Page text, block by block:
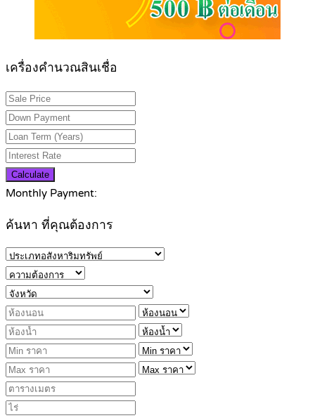
เครื่องคำนวณสินเชื่อ
Calculate
Monthly Payment:
ค้นหา ที่คุณต้องการ